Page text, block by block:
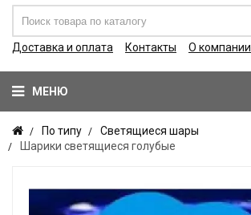
Доставка и оплата Контакты О компании
МЕНЮ
По типу
Светящиеся шары
Шарики светящиеся голубые